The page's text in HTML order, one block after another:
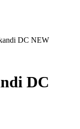
DC NEW
DC